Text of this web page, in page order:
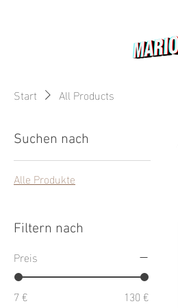
Start All Products
Suchen nach
Alle Produkte
Filtern nach
Preis
7 €
130 €